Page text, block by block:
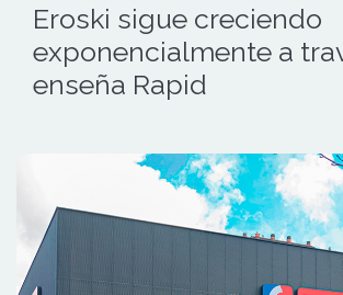
Eroski sigue creciendo
exponencialmente a
enseña Rapid